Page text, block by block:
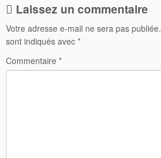
Laissez un commentaire
Votre adresse e-mail ne sera pas publiée.
sont indiqués avec *
Commentaire *